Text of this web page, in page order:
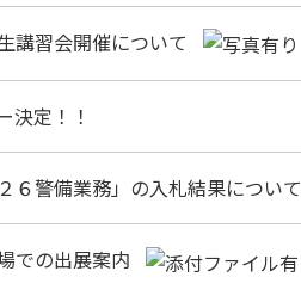
講習会開催について
決定！！
６警備業務」の入札結果について
での出展案内